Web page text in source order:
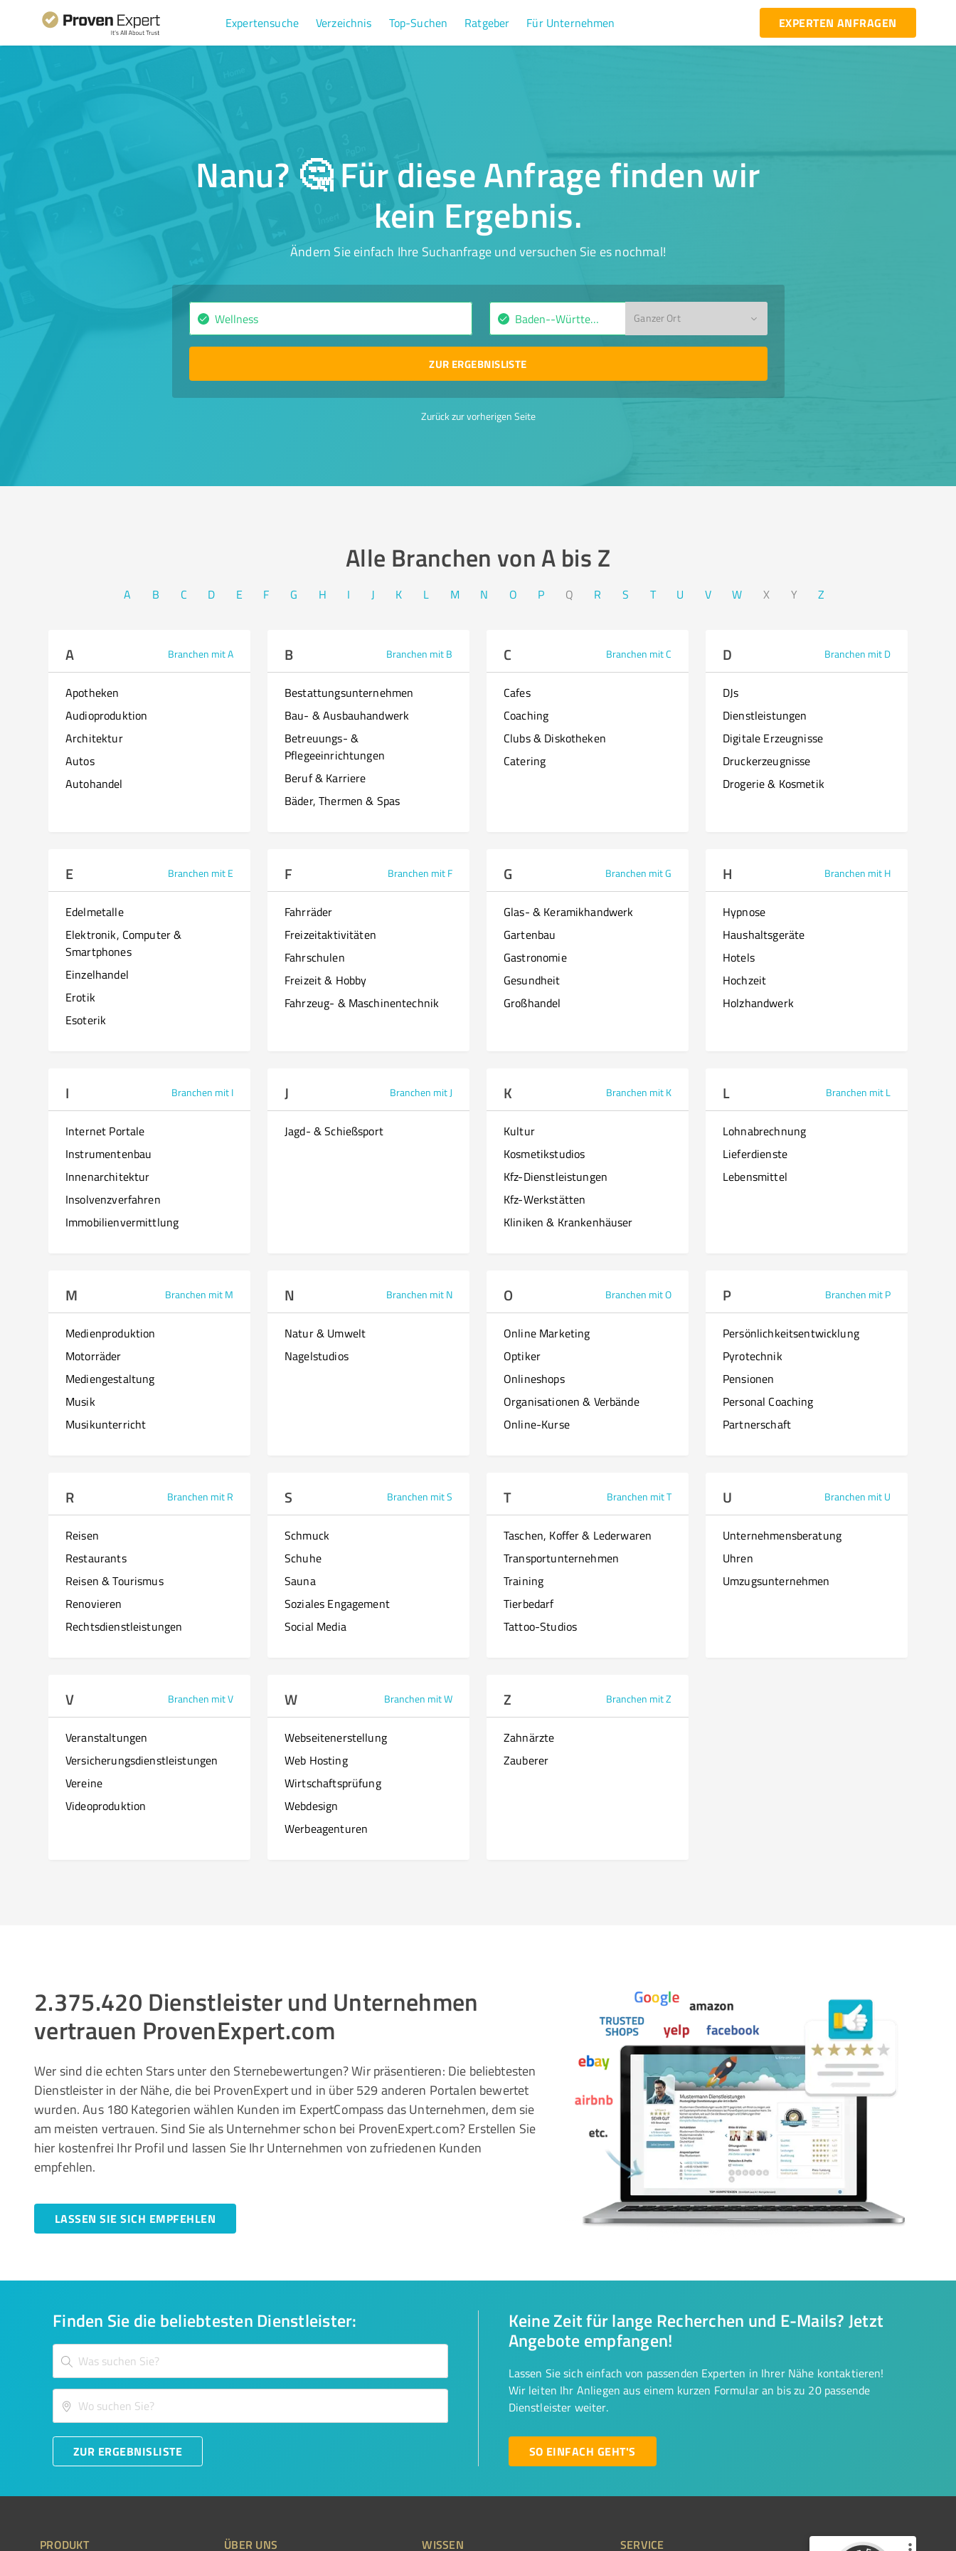
Expertensuche Verzeichnis Top-Suchen Ratgeber Für Unternehmen EXPERTEN ANFRAGEN
Nanu? 🤔 Für diese Anfrage finden wir
kein Ergebnis.
Ändern Sie einfach Ihre Suchanfrage und versuchen Sie es nochmal!
Ganzer Ort
ZUR ERGEBNISLISTE
Zurück zur vorherigen Seite
Alle Branchen von A bis Z​
A B C D E F G H I J K L M N O P Q R S T U V W X Y Z
A Branchen mit A
Apotheken
Audioproduktion
Architektur
Autos
Autohandel
B Branchen mit B
Bestattungsunternehmen
Bau- & Ausbauhandwerk
Betreuungs- &
Pflegeeinrichtungen
Beruf & Karriere
Bäder, Thermen & Spas
C Branchen mit C
Cafes
Coaching
Clubs & Diskotheken
Catering
D Branchen mit D
DJs
Dienstleistungen
Digitale Erzeugnisse
Druckerzeugnisse
Drogerie & Kosmetik
E Branchen mit E
Edelmetalle
Elektronik, Computer &
Smartphones
Einzelhandel
Erotik
Esoterik
F Branchen mit F
Fahrräder
Freizeitaktivitäten
Fahrschulen
Freizeit & Hobby
Fahrzeug- & Maschinentechnik
G Branchen mit G
Glas- & Keramikhandwerk
Gartenbau
Gastronomie
Gesundheit
Großhandel
H Branchen mit H
Hypnose
Haushaltsgeräte
Hotels
Hochzeit
Holzhandwerk
I Branchen mit I
Internet Portale
Instrumentenbau
Innenarchitektur
Insolvenzverfahren
Immobilienvermittlung
J Branchen mit J
Jagd- & Schießsport
K Branchen mit K
Kultur
Kosmetikstudios
Kfz-Dienstleistungen
Kfz-Werkstätten
Kliniken & Krankenhäuser
L Branchen mit L
Lohnabrechnung
Lieferdienste
Lebensmittel
M Branchen mit M
Medienproduktion
Motorräder
Mediengestaltung
Musik
Musikunterricht
N Branchen mit N
Natur & Umwelt
Nagelstudios
O Branchen mit O
Online Marketing
Optiker
Onlineshops
Organisationen & Verbände
Online-Kurse
P Branchen mit P
Persönlichkeitsentwicklung
Pyrotechnik
Pensionen
Personal Coaching
Partnerschaft
R Branchen mit R
Reisen
Restaurants
Reisen & Tourismus
Renovieren
Rechtsdienstleistungen
S Branchen mit S
Schmuck
Schuhe
Sauna
Soziales Engagement
Social Media
T Branchen mit T
Taschen, Koffer & Lederwaren
Transportunternehmen
Training
Tierbedarf
Tattoo-Studios
U Branchen mit U
Unternehmensberatung
Uhren
Umzugsunternehmen
V Branchen mit V
Veranstaltungen
Versicherungsdienstleistungen
Vereine
Videoproduktion
W Branchen mit W
Webseitenerstellung
Web Hosting
Wirtschaftsprüfung
Webdesign
Werbeagenturen
Z Branchen mit Z
Zahnärzte
Zauberer
2.375.420 Dienstleister und Unternehmen
vertrauen ProvenExpert.com
Wer sind die echten Stars unter den Sternebewertungen? Wir präsentieren: Die beliebtesten
Dienstleister in der Nähe, die bei ProvenExpert und in über 529 anderen Portalen bewertet
wurden. Aus 180 Kategorien wählen Kunden im ExpertCompass das Unternehmen, dem sie
am meisten vertrauen. Sind Sie als Unternehmer schon bei ProvenExpert.com? Erstellen Sie
hier kostenfrei Ihr Profil und lassen Sie Ihr Unternehmen von zufriedenen Kunden
empfehlen.
LASSEN SIE SICH EMPFEHLEN
Finden Sie die beliebtesten Dienstleister:
ZUR ERGEBNISLISTE
Keine Zeit für lange Recherchen und E-Mails? Jetzt
Angebote empfangen!
Lassen Sie sich einfach von passenden Experten in Ihrer Nähe kontaktieren!
Wir leiten Ihr Anliegen aus einem kurzen Formular an bis zu 20 passende
Dienstleister weiter.
SO EINFACH GEHT'S
PRODUKT ÜBER UNS WISSEN SERVICE